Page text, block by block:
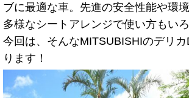
ブに最適な車。先進の安全性能や環境
多様なシートアレンジで使い方もいろ
今回は、そんなMITSUBISHIのデリカ
ります！